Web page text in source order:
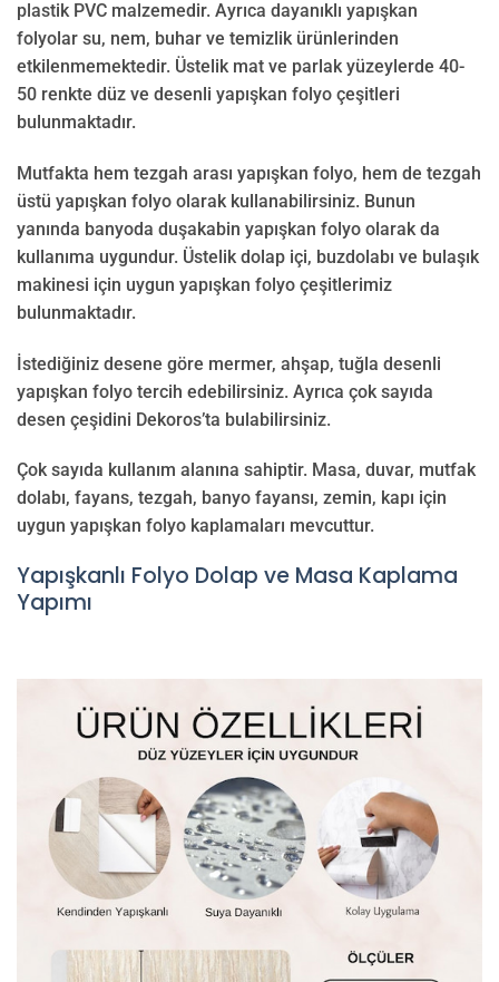
plastik PVC malzemedir. Ayrıca dayanıklı yapışkan
folyolar su, nem, buhar ve temizlik ürünlerinden
etkilenmemektedir. Üstelik mat ve parlak yüzeylerde 40-
50 renkte düz ve desenli yapışkan folyo çeşitleri
bulunmaktadır.
Mutfakta hem tezgah arası yapışkan folyo, hem de tezgah
üstü yapışkan folyo olarak kullanabilirsiniz. Bunun
yanında banyoda duşakabin yapışkan folyo olarak da
kullanıma uygundur. Üstelik dolap içi, buzdolabı ve bulaşık
makinesi için uygun yapışkan folyo çeşitlerimiz
bulunmaktadır.
İstediğiniz desene göre mermer, ahşap, tuğla desenli
yapışkan folyo tercih edebilirsiniz. Ayrıca çok sayıda
desen çeşidini Dekoros’ta bulabilirsiniz.
Çok sayıda kullanım alanına sahiptir. Masa, duvar, mutfak
dolabı, fayans, tezgah, banyo fayansı, zemin, kapı için
uygun yapışkan folyo kaplamaları mevcuttur.
Yapışkanlı Folyo Dolap ve Masa Kaplama
Yapımı